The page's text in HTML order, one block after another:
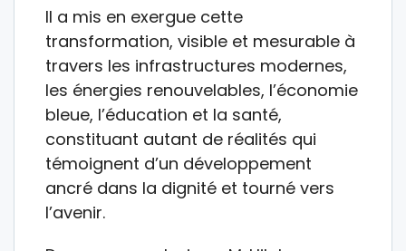
Il a mis en exergue cette
transformation, visible et mesurable à
travers les infrastructures modernes,
les énergies renouvelables, l’économie
bleue, l’éducation et la santé,
constituant autant de réalités qui
témoignent d’un développement
ancré dans la dignité et tourné vers
l’avenir.